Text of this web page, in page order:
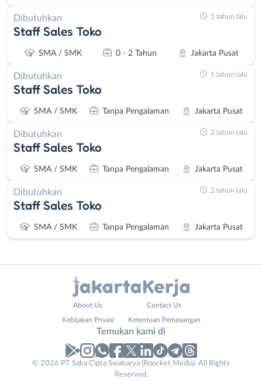
Dibutuhkan
Staff Sales Toko
SMA / SMK 0 - 2 Tahun Jakarta Pusat
1 tahun lalu
Dibutuhkan
Staff Sales Toko
SMA / SMK Tanpa Pengalaman Jakarta Pusat
1 tahun lalu
Dibutuhkan
Staff Sales Toko
SMA / SMK Tanpa Pengalaman Jakarta Pusat
2 tahun lalu
Dibutuhkan
Staff Sales Toko
SMA / SMK Tanpa Pengalaman Jakarta Pusat
2 tahun lalu
About Us Contact Us
Kebijakan Privasi Ketentuan Pemasangan
Temukan kami di
© 2026 PT Saka Cipta Swakarya (Roocket Media). All Rights
Reserved.